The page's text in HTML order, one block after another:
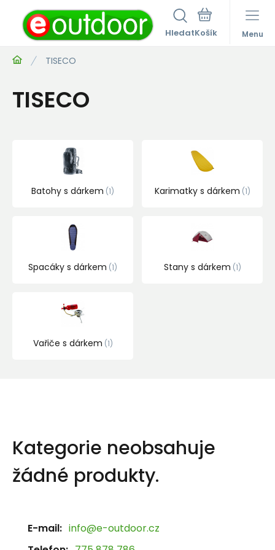
Hledat Menu
TISECO
TISECO
Batohy s dárkem 1 Karimatky s dárkem 1
Spacáky s dárkem 1 Stany s dárkem 1
Vařiče s dárkem 1
Kategorie neobsahuje
žádné produkty.
E-mail: info@e-outdoor.cz